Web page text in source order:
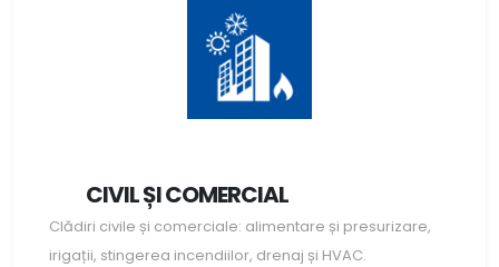
CIVIL ȘI COMERCIAL
Clădiri civile și comerciale: alimentare și presurizare,
irigații, stingerea incendiilor, drenaj și HVAC.